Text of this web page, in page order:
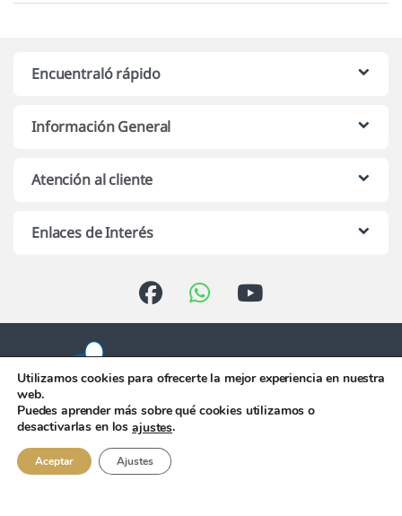
Encuentraló rápido
Información General
Atención al cliente
Enlaces de Interés
Atención telefónica de 10:00 h.
956 344 058
Utilizamos cookies para ofrecerte la mejor experiencia en nuestra
web.
Puedes aprender más sobre qué cookies utilizamos o
desactivarlas en losajustes.
Aceptar Ajustes